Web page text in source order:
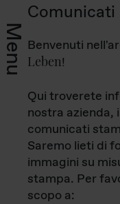
Menu
Comunicati
Benvenuti
Leben!
Qui troverete
nostra azienda,
comunicati
Saremo lieti di
immagini su
stampa. Per
scopo a: